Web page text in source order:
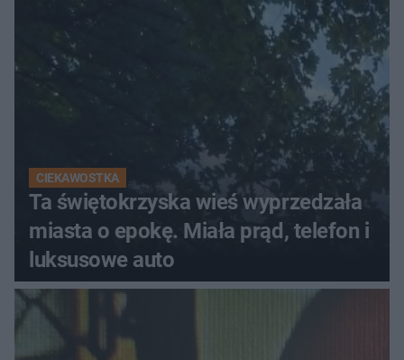
CIEKAWOSTKA
Ta świętokrzyska wieś wyprzedzała
miasta o epokę. Miała prąd, telefon i
luksusowe auto